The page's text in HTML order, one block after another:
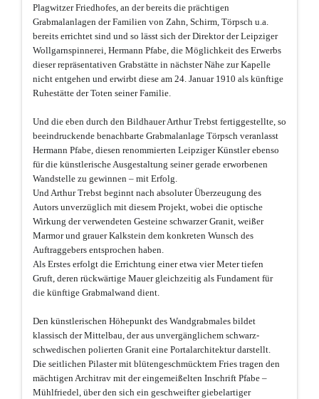
Plagwitzer Friedhofes, an der bereits die prächtigen
Grabmalanlagen der Familien von Zahn, Schirm, Törpsch u.a.
bereits errichtet sind und so lässt sich der Direktor der Leipziger
Wollgarnspinnerei, Hermann Pfabe, die Möglichkeit des Erwerbs
dieser repräsentativen Grabstätte in nächster Nähe zur Kapelle
nicht entgehen und erwirbt diese am 24. Januar 1910 als künftige
Ruhestätte der Toten seiner Familie.
Und die eben durch den Bildhauer Arthur Trebst fertiggestellte, so
beeindruckende benachbarte Grabmalanlage Törpsch veranlasst
Hermann Pfabe, diesen renommierten Leipziger Künstler ebenso
für die künstlerische Ausgestaltung seiner gerade erworbenen
Wandstelle zu gewinnen – mit Erfolg.
Und Arthur Trebst beginnt nach absoluter Überzeugung des
Autors unverzüglich mit diesem Projekt, wobei die optische
Wirkung der verwendeten Gesteine schwarzer Granit, weißer
Marmor und grauer Kalkstein dem konkreten Wunsch des
Auftraggebers entsprochen haben.
Als Erstes erfolgt die Errichtung einer etwa vier Meter tiefen
Gruft, deren rückwärtige Mauer gleichzeitig als Fundament für
die künftige Grabmalwand dient.
Den künstlerischen Höhepunkt des Wandgrabmales bildet
klassisch der Mittelbau, der aus unvergänglichem schwarz-
schwedischen polierten Granit eine Portalarchitektur darstellt.
Die seitlichen Pilaster mit blütengeschmücktem Fries tragen den
mächtigen Architrav mit der eingemeißelten Inschrift Pfabe –
Mühlfriedel, über den sich ein geschweifter giebelartiger